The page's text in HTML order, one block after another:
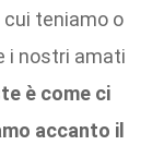
cui teniamo o
i nostri amati
è come ci
accanto il